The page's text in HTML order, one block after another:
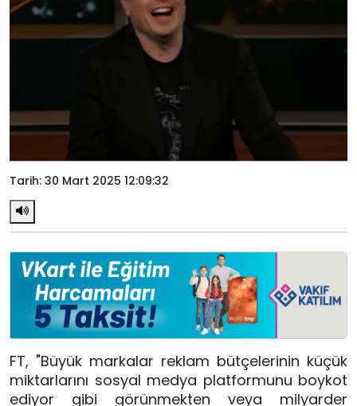
Tarih: 30 Mart 2025 12:09:32
FT, "Büyük markalar reklam bütçelerinin küçük
miktarlarını sosyal medya platformunu boykot
ediyor gibi görünmekten veya milyarder